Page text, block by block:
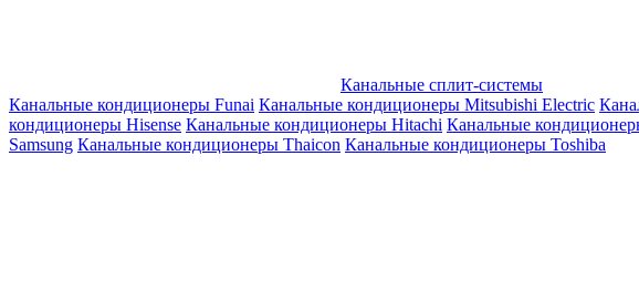
Канальные сплит-системы
Канальные кондиционеры Funai Канальные кондиционеры Mitsubishi Electric
кондиционеры Hisense Канальные кондиционеры Hitachi Канальные
Samsung Канальные кондиционеры Thaicon Канальные кондиционеры Toshiba